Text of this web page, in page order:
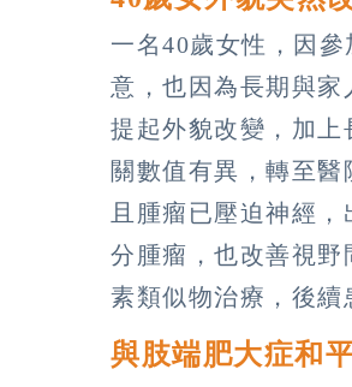
一名40歲女性，因
意，也因為長期與
提起外貌改變，加上
關數值有異，轉至醫
且腫瘤已壓迫神經
分腫瘤，也改善視
素類似物治療，後續
與肢端肥大症和